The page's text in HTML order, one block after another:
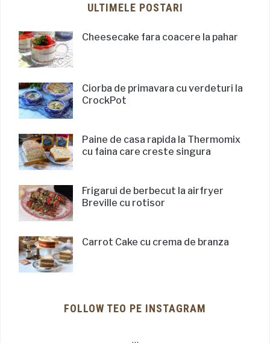
ULTIMELE POSTARI
Cheesecake fara coacere la pahar
Ciorba de primavara cu verdeturi la
CrockPot
Paine de casa rapida la Thermomix
cu faina care creste singura
Frigarui de berbecut la airfryer
Breville cu rotisor
Carrot Cake cu crema de branza
FOLLOW TEO PE INSTAGRAM
…